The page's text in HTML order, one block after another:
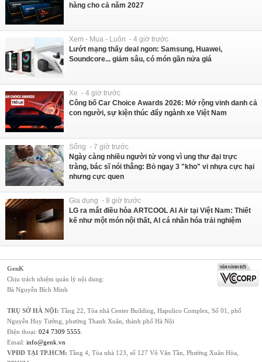
hàng cho cả năm 2027
Xem - Mua - Luôn - 4 giờ trước
Lướt mạng thấy deal ngon: Samsung, Huawei,
Soundcore... giảm sâu, có món gần nửa giá
Xe - 4 giờ trước
Công bố Car Choice Awards 2026: Mở rộng vinh danh cả
con người, sự kiện thúc đẩy ngành xe Việt Nam
Sống - 7 giờ trước
Ngày càng nhiều người tử vong vì ung thư đại trực
tràng, bác sĩ nói thẳng: Bỏ ngay 3 "kho" vi nhựa cực hại
nhưng cực quen
Gia dụng - 8 giờ trước
LG ra mắt điều hòa ARTCOOL AI Air tại Việt Nam: Thiết
kế như một món nội thất, AI cá nhân hóa trải nghiệm
GenK
Chịu trách nhiệm quản lý nội dung:
Bà Nguyễn Bích Minh
TRỤ SỞ HÀ NỘI: Tầng 22, Tòa nhà Center Building, Hapulico Complex, Số 01, phố
Nguyễn Huy Tưởng, phường Thanh Xuân, thành phố Hà Nội
Điện thoại: 024 7309 5555
Email: info@genk.vn
VPĐD TẠI TP.HCM: Tầng 4, Tòa nhà 123, số 127 Võ Văn Tần, Phường Xuân Hòa,